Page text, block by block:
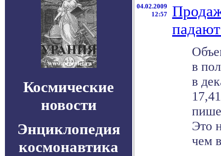
Космические
новости
Энциклопедия
космонавтика
04.02.2009
12:57
в
в
Это
чем